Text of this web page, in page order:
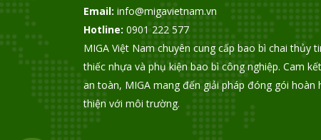
Email: info@migavietnam.vn
Hotline: 0901 222 577
MIGA Việt Nam chuyên cung cấp bao bì chai thủy
thiếc nhựa và phụ kiện bao bì công nghiệp. Cam
an toàn, MIGA mang đến giải pháp đóng gói hoàn
thiện với môi trường.